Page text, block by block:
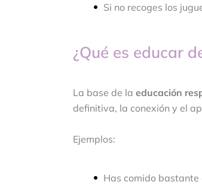
Si no recoges los
¿Qué es educar
La base de la educación
definitiva, la conexión y el
Ejemplos:
Has comido bastante